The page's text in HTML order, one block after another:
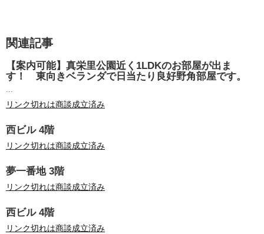
関連記事
【案内可能】真栄里公園近く1LDKのお部屋が出ま
す！ 東向きベランダで日当たり良好野角部屋です。
...
リンク切れは商談成立済み
西ビル 4階
リンク切れは商談成立済み
夢一番地 3階
リンク切れは商談成立済み
西ビル 4階
リンク切れは商談成立済み